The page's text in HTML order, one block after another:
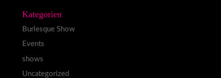
Kategorien
Burlesque Show
Events
shows
Uncategorized